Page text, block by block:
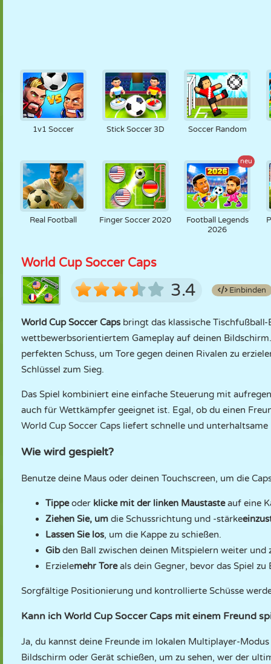
1v1 Soccer Stick Soccer 3D Soccer Random
Real Football Finger Soccer 2020
neu
Football Legends
2026
World Cup Soccer Caps
3.4 Einbinden
World Cup Soccer Capsbringt das klassische
wettbewerbsorientiertem Gameplay auf deinen
perfekten Schuss, um Tore gegen deinen Rivalen zu
Schlüssel zum Sieg.
Das Spiel kombiniert eine einfache Steuerung mit
auch für Wettkämpfer geeignet ist. Egal, ob du einen
World Cup Soccer Caps liefert schnelle und
Wie wird gespielt?
Benutze deine Maus oder deinen Touchscreen, um die
Tippeoder klicke mit der linken Maustasteauf eine
Ziehen Sie, um die Schussrichtung und -stärke
Lassen Sie los, um die Kappe zu schießen.
Gibden Ball zwischen deinen Mitspielern weiter und
Erzielemehr Toreals dein Gegner, bevor das Spiel zu
Sorgfältige Positionierung und kontrollierte Schüsse
Kann ich World Cup Soccer Caps mit einem Freund
Ja, du kannst deine Freunde im lokalen Multiplayer-
Bildschirm oder Gerät schießen, um zu sehen, wer der